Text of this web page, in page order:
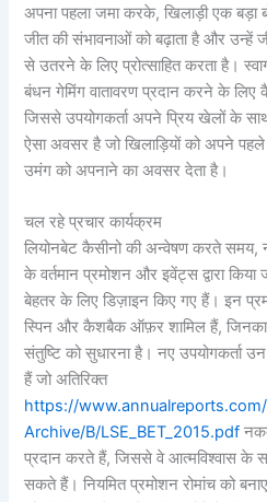
अपना पहला जमा करके, खिलाड़ी एक
जीत की संभावनाओं को बढ़ाता है और उन्हें
से उतरने के लिए प्रोत्साहित करता है।
बंधन गेमिंग वातावरण प्रदान करने के लिए
जिससे उपयोगकर्ता अपने प्रिय खेलों के
ऐसा अवसर है जो खिलाड़ियों को अपने
उमंग को अपनाने का अवसर देता है।
चल रहे प्रचार कार्यक्रम
लियोनबेट कैसीनो की अन्वेषण करते समय,
के वर्तमान प्रमोशन और इवेंट्स द्वारा
बेहतर के लिए डिज़ाइन किए गए हैं। इन
स्पिन और कैशबैक ऑफ़र शामिल हैं, जिनका
संतुष्टि को सुधारना है। नए
हैं जो अतिरिक्त
https://
Archive/B/LSE_BET_2015.pdf
प्रदान करते हैं, जिससे वे आत्मविश्वास के
सकते हैं। नियमित प्रमोशन रोमांच को